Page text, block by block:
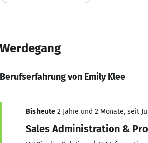
Werdegang
Berufserfahrung von Emily Klee
Bis heute 2 Jahre und 2 Monate, seit
Sales Administration &